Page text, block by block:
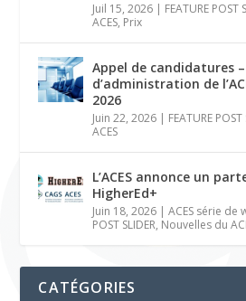
Juil 15, 2026 | FEATURE POST
ACES, Prix
Appel de candidatures
d’administration de
2026
Juin 22, 2026 | FEATURE POST
ACES
L’ACES annonce un
HigherEd+
Juin 18, 2026 |ACES série de
POST SLIDER, Nouvelles du
CATÉGORIES